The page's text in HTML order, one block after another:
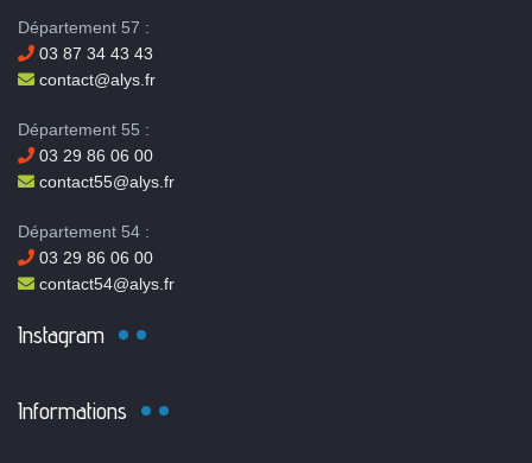
Département 57 :
03 87 34 43 43
contact@alys.fr
Département 55 :
03 29 86 06 00
contact55@alys.fr
Département 54 :
03 29 86 06 00
contact54@alys.fr
Instagram
Informations